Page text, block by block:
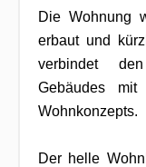
Die Wohnung
erbaut und
verbindet
Gebäudes
Wohnkonzepts.
Der helle